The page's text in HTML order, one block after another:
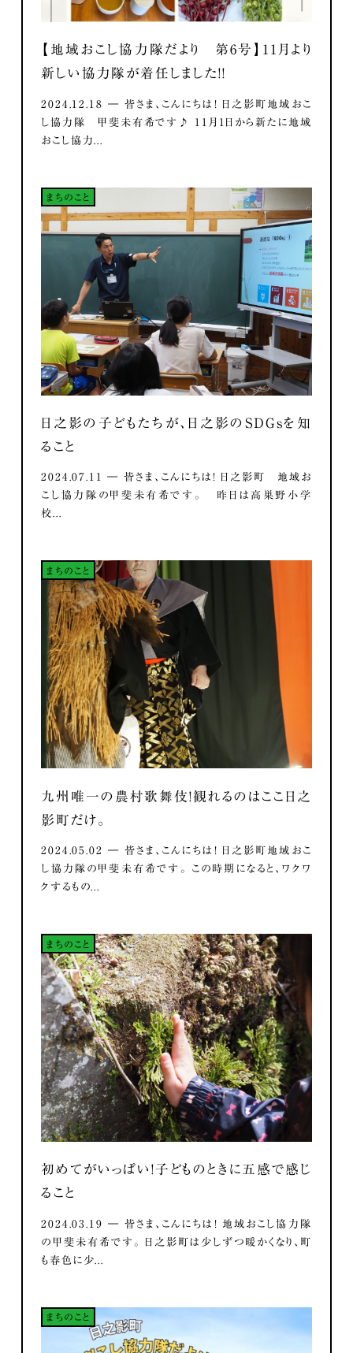
【地域おこし協力隊だより 第6号】11月より
新しい協力隊が着任しました！！
2024.12.18 ― 皆さま、こんにちは！ 日之影町地域おこ
し協力隊 甲斐未有希です♪ 11月1日から新たに地域
おこし協力...
まちのこと
日之影の子どもたちが、日之影のSDGsを知
ること
2024.07.11 ― 皆さま、こんにちは！ 日之影町 地域お
こし協力隊の甲斐未有希です。 昨日は高巣野小学
校...
まちのこと
九州唯一の農村歌舞伎！観れるのはここ日之
影町だけ。
2024.05.02 ― 皆さま、こんにちは！ 日之影町地域おこ
し協力隊の甲斐未有希です。 この時期になると、ワクワ
クするもの...
まちのこと
初めてがいっぱい！子どものときに五感で感じ
ること
2024.03.19 ― 皆さま、こんにちは！ 地域おこし協力隊
の甲斐未有希です。 日之影町は少しずつ暖かくなり、町
も春色に少...
まちのこと